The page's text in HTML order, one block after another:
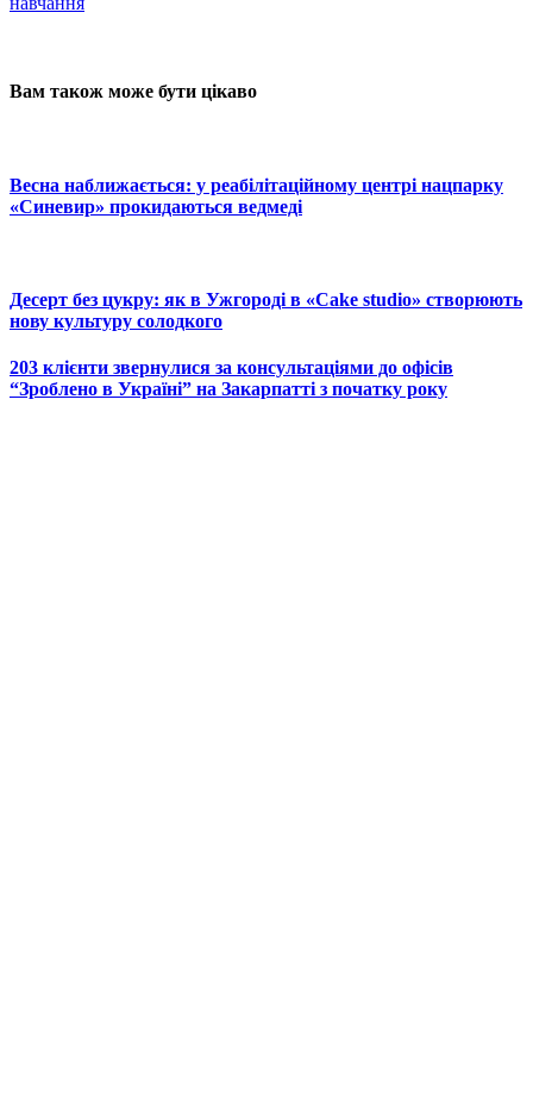
Вам також може бути цікаво
Весна наближається: у реабілітаційному центрі нацпарку
«Синевир» прокидаються ведмеді
Десерт без цукру: як в Ужгороді в «Cake studio» створюють
нову культуру солодкого
203 клієнти звернулися за консультаціями до офісів
“Зроблено в Україні” на Закарпатті з початку року